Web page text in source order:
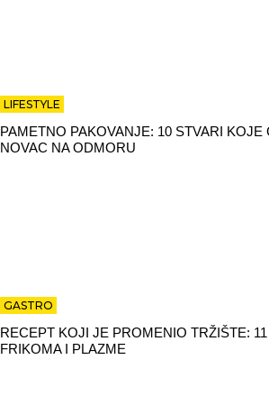
LIFESTYLE
PAMETNO PAKOVANJE: 10 STVARI KOJE
NOVAC NA ODMORU
GASTRO
RECEPT KOJI JE PROMENIO TRŽIŠTE:
FRIKOMA I PLAZME